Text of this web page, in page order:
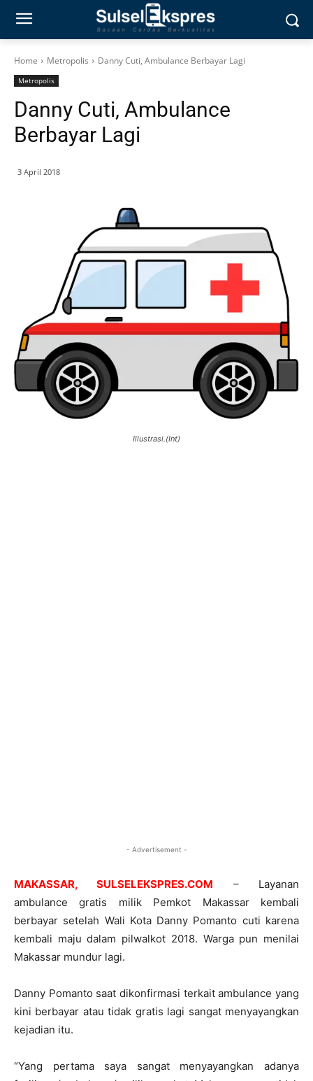
Home Metropolis Danny Cuti, Ambulance Berbayar Lagi
Metropolis
Danny Cuti, Ambulance
Berbayar Lagi
3 April 2018
Illustrasi.(Int)
- Advertisement -
MAKASSAR, SULSELEKSPRES.COM
– Layanan
ambulance gratis milik Pemkot Makassar kembali
berbayar setelah Wali Kota Danny Pomanto cuti karena
kembali maju dalam pilwalkot 2018. Warga pun menilai
Makassar mundur lagi.
Danny Pomanto saat dikonfirmasi terkait ambulance yang
kini berbayar atau tidak gratis lagi sangat menyayangkan
kejadian itu.
“Yang pertama saya sangat menyayangkan adanya